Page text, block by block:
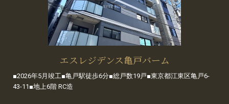
エスレジデンス亀戸バーム
■2026年5月竣工■亀戸駅徒歩6分■総戸数19戸■東京都江東区亀戸6-
43-11■地上6階 RC造